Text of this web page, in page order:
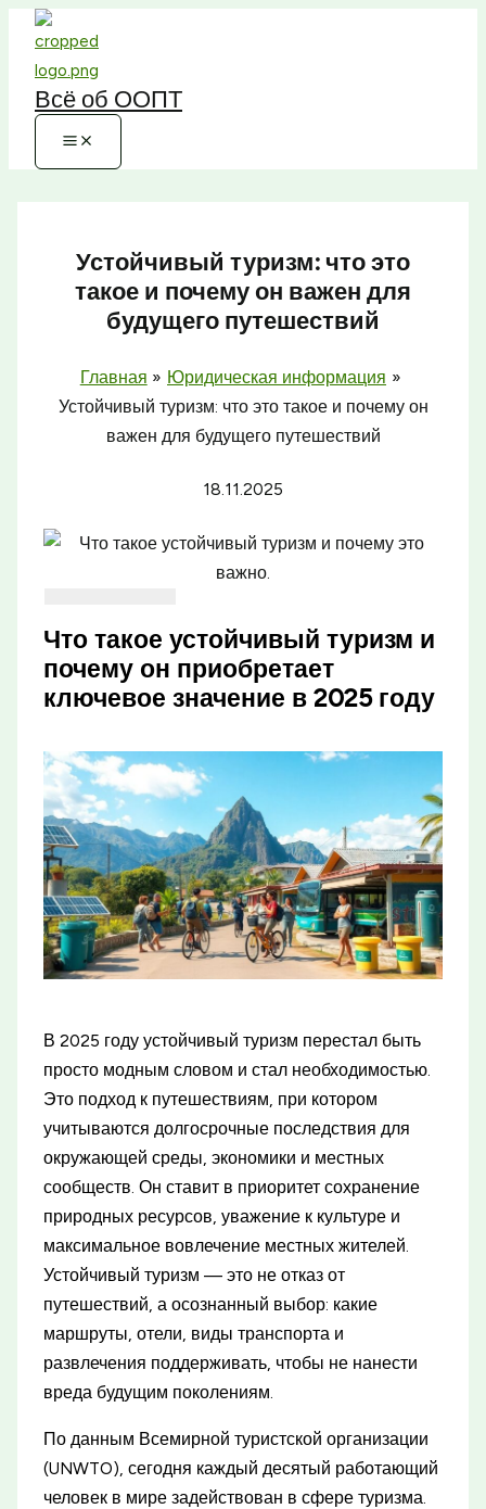
Перейти
содержимому
Всё об ООПТ
Устойчивый туризм: что это
такое и почему он важен для
будущего путешествий
Главная
Юридическая информация
Устойчивый туризм: что это такое и почему он
важен для будущего путешествий
18.11.2025
Что такое устойчивый туризм и
почему он приобретает
ключевое значение в 2025 году
В 2025 году устойчивый туризм перестал быть
просто модным словом и стал необходимостью.
Это подход к путешествиям, при котором
учитываются долгосрочные последствия для
окружающей среды, экономики и местных
сообществ. Он ставит в приоритет сохранение
природных ресурсов, уважение к культуре и
максимальное вовлечение местных жителей.
Устойчивый туризм — это не отказ от
путешествий, а осознанный выбор: какие
маршруты, отели, виды транспорта и
развлечения поддерживать, чтобы не нанести
вреда будущим поколениям.
По данным Всемирной туристской организации
(UNWTO), сегодня каждый десятый работающий
человек в мире задействован в сфере туризма.